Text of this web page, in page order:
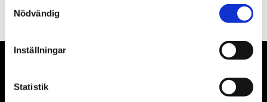
Nödvändig
Inställningar
Statistik
integritetspolicy.
Våra främsta leverantörer är KS Tools verktyg, ATH billyftar